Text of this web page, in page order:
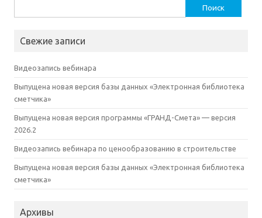
Свежие записи
Видеозапись вебинара
Выпущена новая версия базы данных «Электронная библиотека
сметчика»
Выпущена новая версия программы «ГРАНД-Смета» — версия
2026.2
Видеозапись вебинара по ценообразованию в строительстве
Выпущена новая версия базы данных «Электронная библиотека
сметчика»
Архивы